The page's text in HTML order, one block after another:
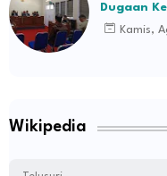
Dugaan
Kamis,
Wikipedia